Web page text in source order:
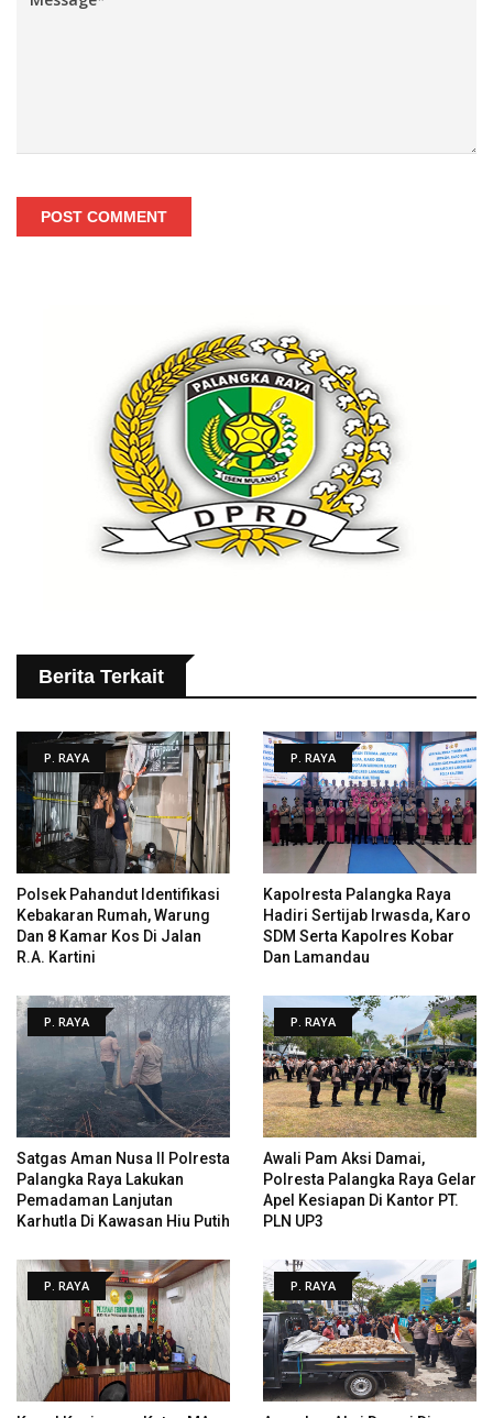
POST COMMENT
Berita Terkait
P. RAYA
Polsek Pahandut Identifikasi
Kebakaran Rumah, Warung
Dan 8 Kamar Kos Di Jalan
R.A. Kartini
P. RAYA
Kapolresta Palangka Raya
Hadiri Sertijab Irwasda, Karo
SDM Serta Kapolres Kobar
Dan Lamandau
P. RAYA
Satgas Aman Nusa II Polresta
Palangka Raya Lakukan
Pemadaman Lanjutan
Karhutla Di Kawasan Hiu Putih
P. RAYA
Awali Pam Aksi Damai,
Polresta Palangka Raya Gelar
Apel Kesiapan Di Kantor PT.
PLN UP3
P. RAYA P. RAYA